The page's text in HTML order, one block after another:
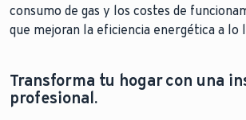
consumo de gas y los costes de
que mejoran la eficiencia energética a lo
Transforma tu hogar con una
profesional.